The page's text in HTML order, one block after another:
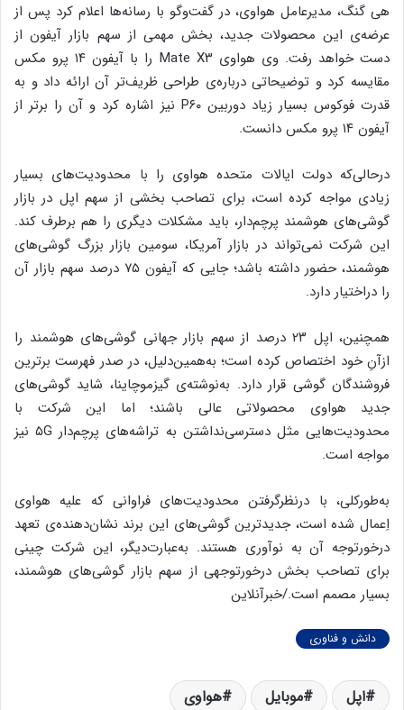
هی گنگ، مدیرعامل هواوی، در گفت‌وگو با رسانه‌ها اعلام کرد پس از
عرضه‌ی این محصولات جدید، بخش مهمی از سهم بازار آیفون از
دست خواهد رفت. وی هواوی Mate X۳ را با آیفون ۱۴ پرو مکس
مقایسه کرد و توضیحاتی درباره‌ی طراحی ظریف‌تر آن ارائه داد و به
قدرت فوکوس بسیار زیاد دوربین P۶۰ نیز اشاره کرد و آن را برتر از
آیفون ۱۴ پرو مکس دانست.
درحالی‌که دولت ایالات‌ متحده هواوی را با محدودیت‌های بسیار
زیادی مواجه کرده است، برای تصاحب بخشی از سهم اپل در بازار
گوشی‌های هوشمند پرچم‌دار، باید مشکلات دیگری را هم برطرف کند.
این شرکت نمی‌تواند در بازار آمریکا، سومین بازار بزرگ گوشی‌های
هوشمند، حضور داشته باشد؛ جایی‌ که آیفون ۷۵ درصد سهم بازار آن
را دراختیار دارد.
همچنین، اپل ۲۳ درصد از سهم بازار جهانی گوشی‌های هوشمند را
ازآنِ خود اختصاص کرده است؛ به‌همین‌دلیل، در صدر فهرست برترین
فروشندگان گوشی قرار دارد. به‌نوشته‌ی گیزموچاینا، شاید گوشی‌های
جدید هواوی محصولاتی عالی باشند؛ اما این شرکت با
محدودیت‌هایی مثل دسترسی‌نداشتن به تراشه‌های پرچم‌دار ۵G نیز
مواجه است.
به‌طورکلی، با درنظرگرفتن محدودیت‌های فراوانی که علیه هواوی
اِعمال شده است، جدیدترین گوشی‌های این برند نشان‌دهنده‌ی تعهد
درخورتوجه آن به نوآوری هستند. به‌عبارت‌دیگر، این شرکت چینی
برای تصاحب بخش درخورتوجهی از سهم بازار گوشی‌های هوشمند،
بسیار مصمم است./خبرآنلاین
دانش و فناوری
اپل موبایل هواوی